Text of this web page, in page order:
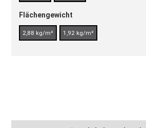
Flächengewicht
2,88 kg/m² 1,92 kg/m²